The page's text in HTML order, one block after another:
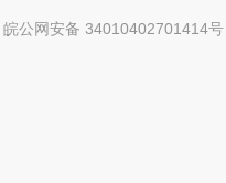
皖公网安备 34010402701414号